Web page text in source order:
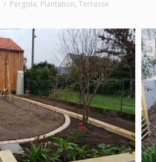
Pergola, Plantation, Terrasse